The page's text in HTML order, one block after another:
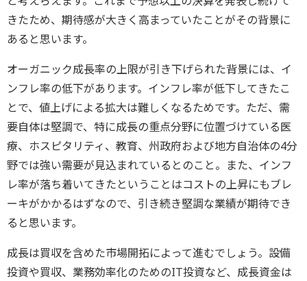
きたため、期待感が大きく高まっていたことがその背景に
あると思います。
オーガニック成長率の上限が引き下げられた背景には、イ
ンフレ率の低下があります。インフレ率が低下してきたこ
とで、値上げによる拡大は難しくなるためです。ただ、需
要自体は堅調で、特に成長の重点分野に位置づけている医
療、ホスピタリティ、教育、州政府および地方自治体の4分
野では強い需要が見込まれているとのこと。また、インフ
レ率が落ち着いてきたということはコストの上昇にもブレ
ーキがかかるはずなので、引き続き堅調な業績が期待でき
ると思います。
成長は買収を含めた市場開拓によって進むでしょう。設備
投資や買収、業務効率化のためのIT投資など、成長資金は